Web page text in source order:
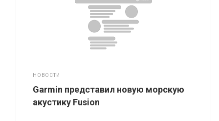
НОВОСТИ
Garmin представил новую морскую
акустику Fusion